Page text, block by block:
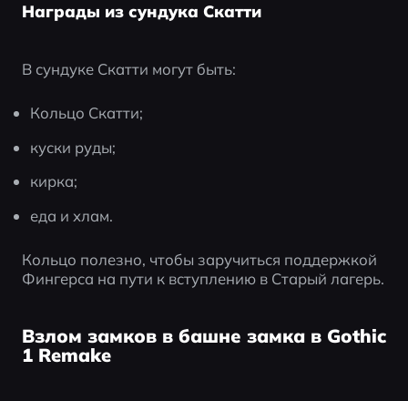
Награды из сундука Скатти
В сундуке Скатти могут быть:
Кольцо Скатти;
куски руды;
кирка;
еда и хлам.
Кольцо полезно, чтобы заручиться поддержкой
Фингерса на пути к вступлению в Старый лагерь.
Взлом замков в башне замка в Gothic
1 Remake